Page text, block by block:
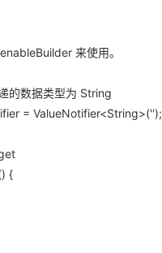
来使用。
的数据类型为 String
= ValueNotifier<String>('');
{